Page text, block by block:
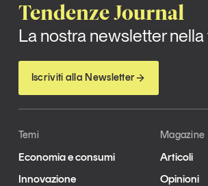
Tendenze Journal
La nostra newsletter nella
Iscriviti alla Newsletter
Temi
Economia e consumi
Innovazione
Magazine
Articoli
Opinioni